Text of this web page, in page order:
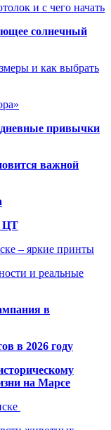
и с чего начать
солнечный
и как выбрать
привычки
важной
ЦТ
– яркие принты
и реальные
в
в 2026 году
на Марсе